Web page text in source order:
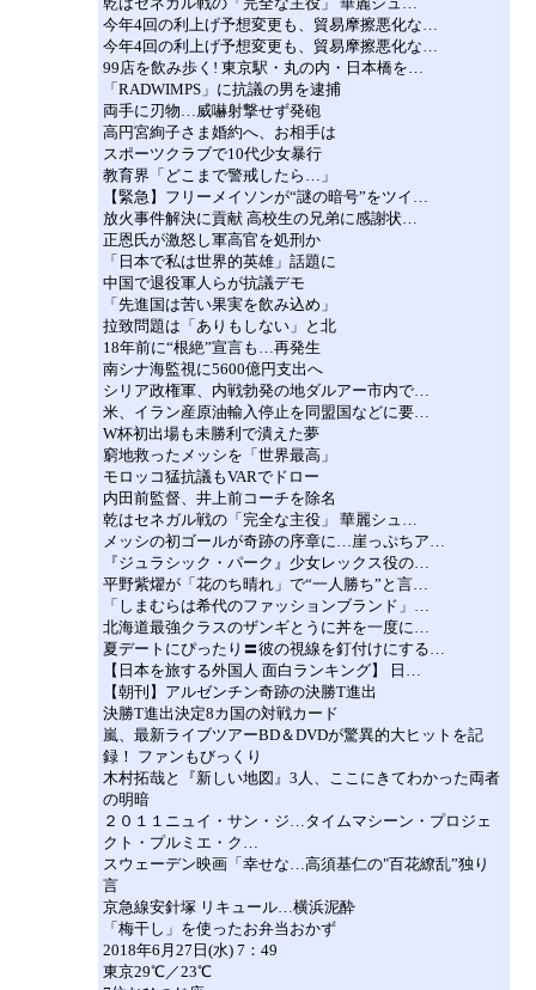
今年4回の利上げ予想変更も、貿易摩擦悪化な…
今年4回の利上げ予想変更も、貿易摩擦悪化な…
99店を飲み歩く! 東京駅・丸の内・日本橋を…
「RADWIMPS」に抗議の男を逮捕
両手に刃物…威嚇射撃せず発砲
高円宮絢子さま婚約へ、お相手は
スポーツクラブで10代少女暴行
教育界「どこまで警戒したら…」
【緊急】フリーメイソンが“謎の暗号”をツイ…
放火事件解決に貢献 高校生の兄弟に感謝状…
正恩氏が激怒し軍高官を処刑か
「日本で私は世界的英雄」話題に
中国で退役軍人らが抗議デモ
「先進国は苦い果実を飲み込め」
拉致問題は「ありもしない」と北
18年前に“根絶”宣言も…再発生
南シナ海監視に5600億円支出へ
シリア政権軍、内戦勃発の地ダルアー市内で…
米、イラン産原油輸入停止を同盟国などに要…
W杯初出場も未勝利で潰えた夢
窮地救ったメッシを「世界最高」
モロッコ猛抗議もVARでドロー
内田前監督、井上前コーチを除名
乾はセネガル戦の「完全な主役」 華麗シュ…
メッシの初ゴールが奇跡の序章に…崖っぷちア…
『ジュラシック・パーク』少女レックス役の…
平野紫燿が「花のち晴れ」で“一人勝ち”と言…
「しまむらは希代のファッションブランド」…
北海道最強クラスのザンギとうに丼を一度に…
夏デートにぴったり〓彼の視線を釘付けにする…
【日本を旅する外国人 面白ランキング】 日…
【朝刊】アルゼンチン奇跡の決勝T進出
決勝T進出決定8カ国の対戦カード
嵐、最新ライブツアーBD＆DVDが驚異的大ヒットを記
録！ ファンもびっくり
木村拓哉と『新しい地図』3人、ここにきてわかった両者
の明暗
２０１１ニュイ・サン・ジ…タイムマシーン・プロジェ
クト・プルミエ・ク…
スウェーデン映画「幸せな…高須基仁の"百花繚乱”独り
言
京急線安針塚 リキュール…横浜泥酔
「梅干し」を使ったお弁当おかず
2018年6月27日(水) 7：49
東京29℃／23℃